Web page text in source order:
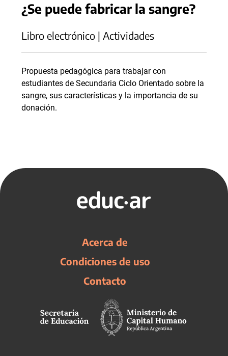
¿Se puede fabricar la sangre?
Libro electrónico | Actividades
Propuesta pedagógica para trabajar con
estudiantes de Secundaria Ciclo Orientado sobre la
sangre, sus características y la importancia de su
donación.
Acerca de
Condiciones de uso
Contacto